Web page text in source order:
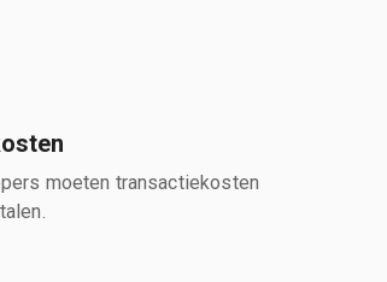
moeten transactiekosten